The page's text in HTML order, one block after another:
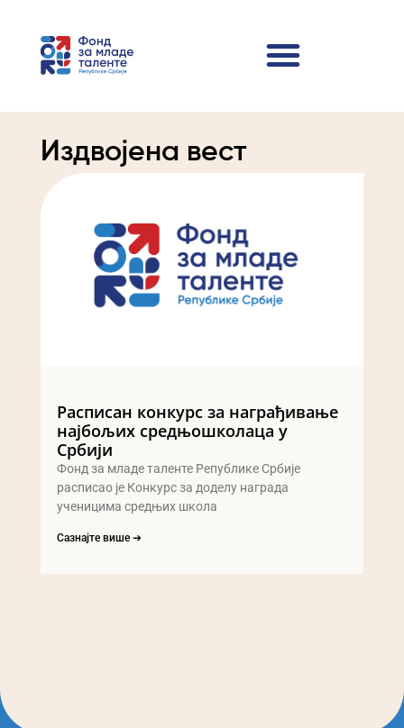
Издвојена вест
Расписан конкурс за награђивање
најбољих средњошколаца у
Србији
Фонд за младе таленте Републике Србије
расписао је Конкурс за доделу награда
ученицима средњих школа
Сазнајте више ➔